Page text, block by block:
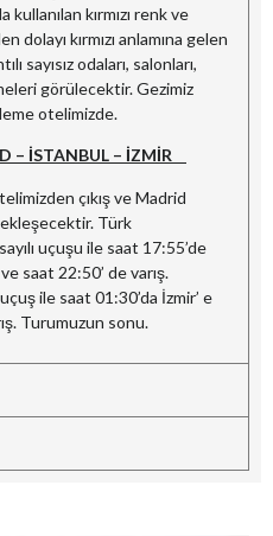
kırmızı renk ve
dolayı kırmızı anlamına gelen
sayısız odaları, salonları,
görülecektir. Gezimiz
otelimizde.
– İSTANBUL – İZMİR
çıkış ve Madrid
Türk
uçuşu ile saat 17:55’de
saat 22:50’ de varış.
ile saat 01:30’da İzmir’ e
Turumuzun sonu.